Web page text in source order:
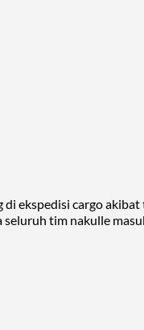
ekspedisi cargo
tim nakulle